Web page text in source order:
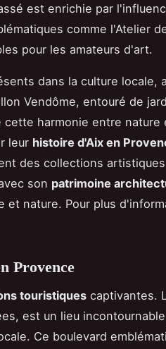
est enrichie par
comme l'Atelier
pour les amateurs d'art.
dans la culture locale,
Vendôme, entouré de
harmonie entre nature
leur histoire d'Aix en
des collections artistiques
son patrimoine
et nature. Pour plus
Provence
touristiques captivantes.
est un lieu
Ce boulevard